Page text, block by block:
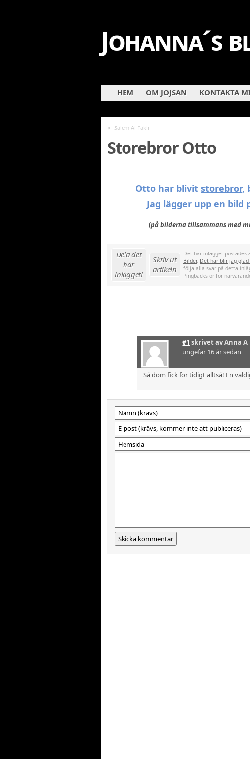
Johanna´s
HEM OM JOJSAN KONTAKTA
« Salem Al Fakir
Storebror Otto
Otto har blivit storebror,
Jag lägger upp en bild
(på bilderna tillsammans med
Dela det
här
inlägget!
Skriv ut
artikeln
Det här inlägget postades
Bilder, Det här blir jag glad
följa alla svar på detta
Pingbacks ör för
#1 skrivet avAnna A
ungefär 16 år sedan
Så dom fick för tidigt alltså! En